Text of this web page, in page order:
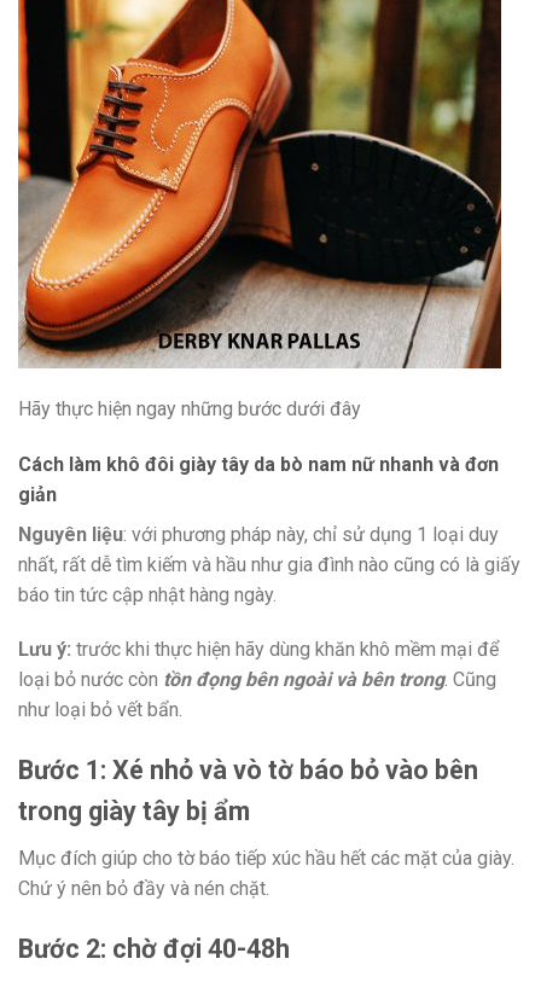
Hãy thực hiện ngay những bước dưới đây
Cách làm khô đôi giày tây da bò nam nữ nhanh và đơn
giản
Nguyên liệu: với phương pháp này, chỉ sử dụng 1 loại duy
nhất, rất dễ tìm kiếm và hầu như gia đình nào cũng có là giấy
báo tin tức cập nhật hàng ngày.
Lưu ý: trước khi thực hiện hãy dùng khăn khô mềm mại để
loại bỏ nước còn tồn đọng bên ngoài và bên trong. Cũng
như loại bỏ vết bẩn.
Bước 1: Xé nhỏ và vò tờ báo bỏ vào bên
trong giày tây bị ẩm
Mục đích giúp cho tờ báo tiếp xúc hầu hết các mặt của giày.
Chứ ý nên bỏ đầy và nén chặt.
Bước 2: chờ đợi 40-48h